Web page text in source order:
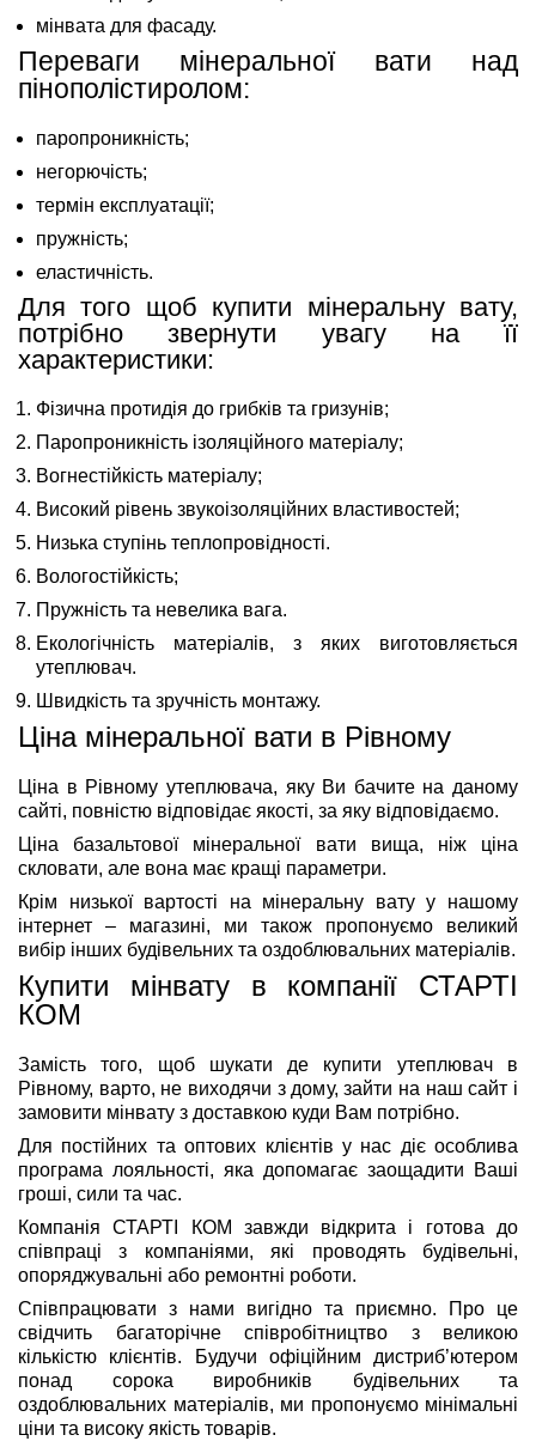
мінвата для фасаду.
Переваги мінеральної вати над
пінополістиролом:
паропроникність;
негорючість;
термін експлуатації;
пружність;
еластичність.
Для того щоб купити мінеральну вату,
потрібно звернути увагу на її
характеристики:
Фізична протидія до грибків та гризунів;
Паропроникність ізоляційного матеріалу;
Вогнестійкість матеріалу;
Високий рівень звукоізоляційних властивостей;
Низька ступінь теплопровідності.
Вологостійкість;
Пружність та невелика вага.
Екологічність матеріалів, з яких виготовляється
утеплювач.
Швидкість та зручність монтажу.
Ціна мінеральної вати в Рівному
Ціна в Рівному утеплювача, яку Ви бачите на даному
сайті, повністю відповідає якості, за яку відповідаємо.
Ціна базальтової мінеральної вати вища, ніж ціна
скловати, але вона має кращі параметри.
Крім низької вартості на мінеральну вату у нашому
інтернет – магазині, ми також пропонуємо великий
вибір інших будівельних та оздоблювальних матеріалів.
Купити мінвату в компанії СТАРТІ
КОМ
Замість того, щоб шукати де купити утеплювач в
Рівному, варто, не виходячи з дому, зайти на наш сайт і
замовити мінвату з доставкою куди Вам потрібно.
Для постійних та оптових клієнтів у нас діє особлива
програма лояльності, яка допомагає заощадити Ваші
гроші, сили та час.
Компанія СТАРТІ КОМ завжди відкрита і готова до
співпраці з компаніями, які проводять будівельні,
опоряджувальні або ремонтні роботи.
Співпрацювати з нами вигідно та приємно. Про це
свідчить багаторічне співробітництво з великою
кількістю клієнтів. Будучи офіційним дистриб’ютером
понад сорока виробників будівельних та
оздоблювальних матеріалів, ми пропонуємо мінімальні
ціни та високу якість товарів.